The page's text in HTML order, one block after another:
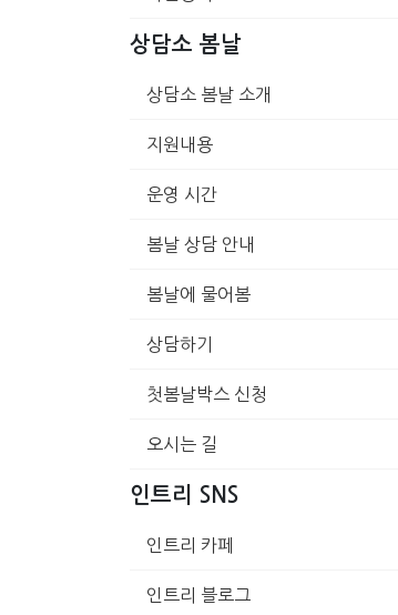
상담소 봄날
상담소 봄날 소개
지원내용
운영 시간
봄날 상담 안내
봄날에 물어봄
상담하기
첫봄날박스 신청
오시는 길
인트리 SNS
인트리 카페
인트리 블로그